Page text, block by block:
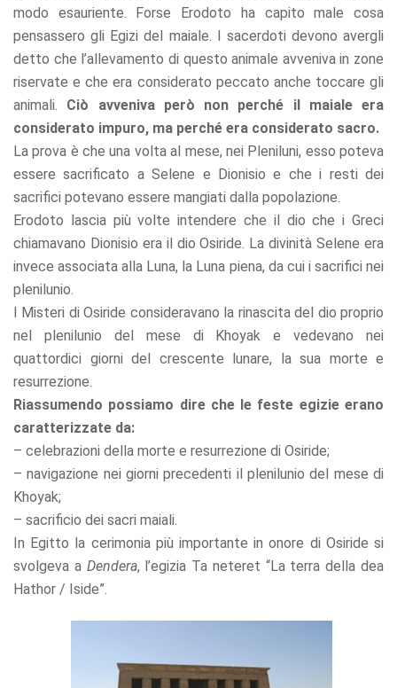
modo esauriente. Forse Erodoto ha capito male cosa
pensassero gli Egizi del maiale. I sacerdoti devono avergli
detto che l’allevamento di questo animale avveniva in zone
riservate e che era considerato peccato anche toccare gli
animali. Ciò avveniva però non perché il maiale era
considerato impuro, ma perché era considerato sacro.
La prova è che una volta al mese, nei Pleniluni, esso poteva
essere sacrificato a Selene e Dionisio e che i resti dei
sacrifici potevano essere mangiati dalla popolazione.
Erodoto lascia più volte intendere che il dio che i Greci
chiamavano Dionisio era il dio Osiride. La divinità Selene era
invece associata alla Luna, la Luna piena, da cui i sacrifici nei
plenilunio.
I Misteri di Osiride consideravano la rinascita del dio proprio
nel plenilunio del mese di Khoyak e vedevano nei
quattordici giorni del crescente lunare, la sua morte e
resurrezione.
Riassumendo possiamo dire che le feste egizie erano
caratterizzate da:
– celebrazioni della morte e resurrezione di Osiride;
– navigazione nei giorni precedenti il plenilunio del mese di
Khoyak;
– sacrificio dei sacri maiali.
In Egitto la cerimonia più importante in onore di Osiride si
svolgeva a Dendera, l’egizia Ta neteret “La terra della dea
Hathor / Iside”.